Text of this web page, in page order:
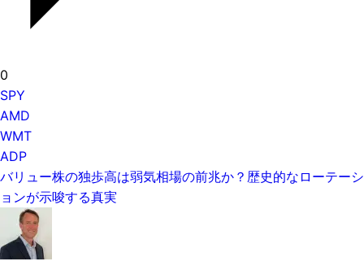
0
SPY
AMD
WMT
ADP
バリュー株の独歩高は弱気相場の前兆か？歴史的なローテーシ
ョンが示唆する真実